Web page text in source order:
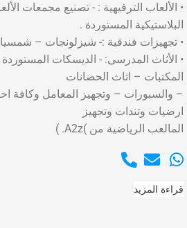
• الألعاب الترفيهية : - تصنيع مجمعات
البلاستيكية المستوردة .
• تجهيزات فندقية :- شيزلونجات –
• الأثاث المدرسى: - الديسكات المستوردة
المكتبات – اثاث الحضانات
– والسبورات – وتجهيز المعامل وكافة
ارضيات وتندات وتجهيز
المالعب الرياضية من )A2z. )
قراءة المزيد